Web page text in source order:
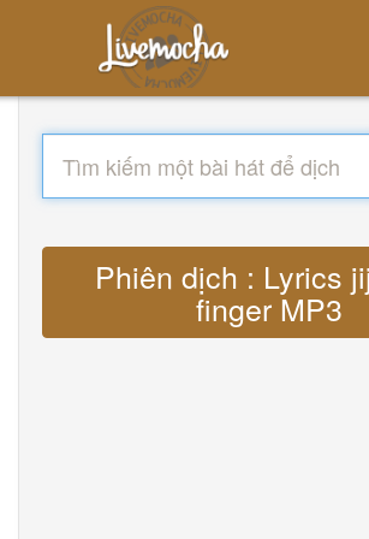
Phiên dịch : Lyrics
finger MP3